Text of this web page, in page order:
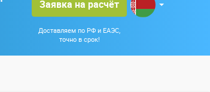
Заявка на расчёт
Доставляем по РФ и ЕАЭС,
точно в срок!